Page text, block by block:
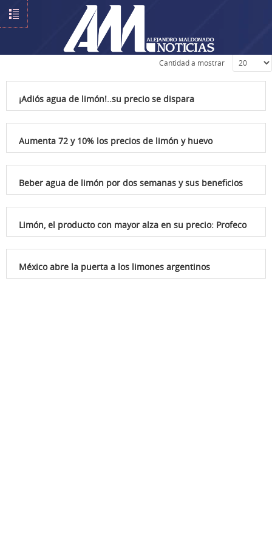
Introduzca parte del título
Cantidad a mostrar
¡Adiós agua de limón!..su precio se dispara
Aumenta 72 y 10% los precios de limón y huevo
Beber agua de limón por dos semanas y sus beneficios
Limón, el producto con mayor alza en su precio: Profeco
México abre la puerta a los limones argentinos